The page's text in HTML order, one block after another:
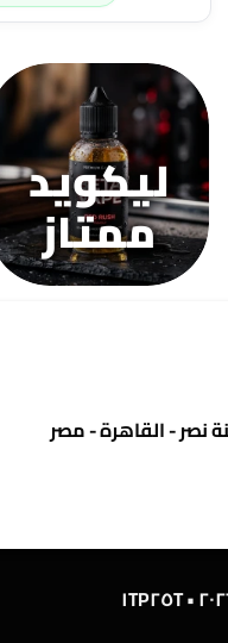
يمكن
اختيار
الخيارات
على
صفحة
المنتجليكويد
ممتاز